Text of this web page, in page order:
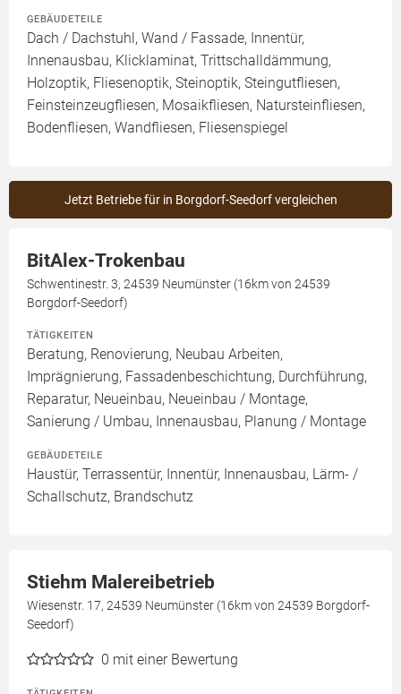
GEBÄUDETEILE
Dach / Dachstuhl, Wand / Fassade, Innentür,
Innenausbau, Klicklaminat, Trittschalldämmung,
Holzoptik, Fliesenoptik, Steinoptik, Steingutfliesen,
Feinsteinzeugfliesen, Mosaikfliesen, Natursteinfliesen,
Bodenfliesen, Wandfliesen, Fliesenspiegel
Jetzt Betriebe für in Borgdorf-Seedorf vergleichen
BitAlex-Trokenbau
Schwentinestr. 3, 24539 Neumünster (16km von 24539
Borgdorf-Seedorf)
TÄTIGKEITEN
Beratung, Renovierung, Neubau Arbeiten,
Imprägnierung, Fassadenbeschichtung, Durchführung,
Reparatur, Neueinbau, Neueinbau / Montage,
Sanierung / Umbau, Innenausbau, Planung / Montage
GEBÄUDETEILE
Haustür, Terrassentür, Innentür, Innenausbau, Lärm- /
Schallschutz, Brandschutz
Stiehm Malereibetrieb
Wiesenstr. 17, 24539 Neumünster (16km von 24539 Borgdorf-
Seedorf)
0 mit einer Bewertung